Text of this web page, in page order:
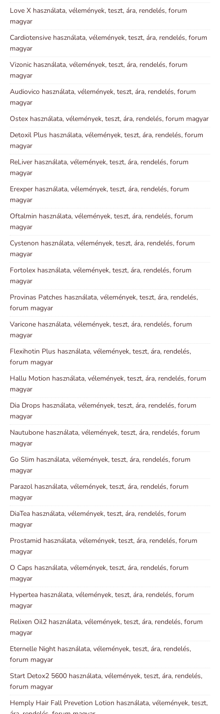
Love X használata, vélemények, teszt, ára, rendelés, forum
magyar
Cardiotensive használata, vélemények, teszt, ára, rendelés, forum
magyar
Vizonic használata, vélemények, teszt, ára, rendelés, forum
magyar
Audiovico használata, vélemények, teszt, ára, rendelés, forum
magyar
Ostex használata, vélemények, teszt, ára, rendelés, forum magyar
Detoxil Plus használata, vélemények, teszt, ára, rendelés, forum
magyar
ReLiver használata, vélemények, teszt, ára, rendelés, forum
magyar
Erexper használata, vélemények, teszt, ára, rendelés, forum
magyar
Oftalmin használata, vélemények, teszt, ára, rendelés, forum
magyar
Cystenon használata, vélemények, teszt, ára, rendelés, forum
magyar
Fortolex használata, vélemények, teszt, ára, rendelés, forum
magyar
Provinas Patches használata, vélemények, teszt, ára, rendelés,
forum magyar
Varicone használata, vélemények, teszt, ára, rendelés, forum
magyar
Flexihotin Plus használata, vélemények, teszt, ára, rendelés,
forum magyar
Hallu Motion használata, vélemények, teszt, ára, rendelés, forum
magyar
Dia Drops használata, vélemények, teszt, ára, rendelés, forum
magyar
Nautubone használata, vélemények, teszt, ára, rendelés, forum
magyar
Go Slim használata, vélemények, teszt, ára, rendelés, forum
magyar
Parazol használata, vélemények, teszt, ára, rendelés, forum
magyar
DiaTea használata, vélemények, teszt, ára, rendelés, forum
magyar
Prostamid használata, vélemények, teszt, ára, rendelés, forum
magyar
O Caps használata, vélemények, teszt, ára, rendelés, forum
magyar
Hypertea használata, vélemények, teszt, ára, rendelés, forum
magyar
Relixen Oil2 használata, vélemények, teszt, ára, rendelés, forum
magyar
Eternelle Night használata, vélemények, teszt, ára, rendelés,
forum magyar
Start Detox2 5600 használata, vélemények, teszt, ára, rendelés,
forum magyar
Hemply Hair Fall Prevetion Lotion használata, vélemények, teszt,